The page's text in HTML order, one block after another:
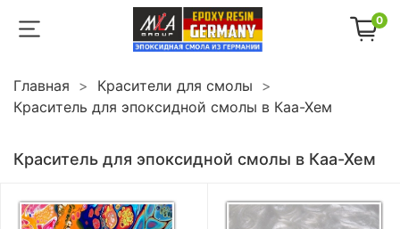
0
Главная
Красители для смолы
Краситель для эпоксидной смолы в Каа-Хем
Краситель для эпоксидной смолы в Каа-Хем